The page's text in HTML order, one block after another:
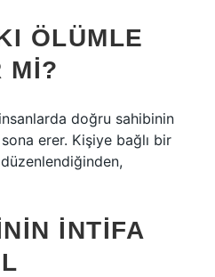
ÖLÜMLE
MI?
doğru sahibinin
erer. Kişiye bağlı bir
INTIFA